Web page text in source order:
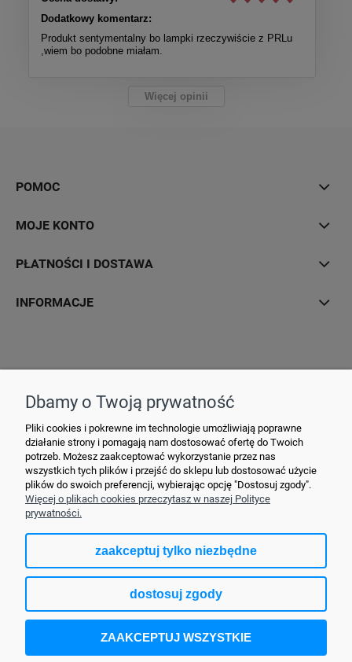
Dodatkowy komentarz:
Produkt sentymentalny bo lampki rzeczywiście z PRLu
,wiem bo podobne miałam.
Więcej opinii
POMOC
MOJE KONTO
PŁATNOŚCI I DOSTAWA
INFORMACJE
+48790635548• MAIL: ydypl
Sklep internetowy Shoper.pl
Dbamy o Twoją prywatność
Pliki cookies i pokrewne im technologie umożliwiają poprawne
działanie strony i pomagają nam dostosować ofertę do Twoich
potrzeb. Możesz zaakceptować wykorzystanie przez nas
wszystkich tych plików i przejść do sklepu lub dostosować użycie
plików do swoich preferencji, wybierając opcję "Dostosuj zgody".
Więcej o plikach cookies przeczytasz w naszej Polityce
prywatności.
zaakceptuj tylko niezbędne
dostosuj zgody
ZAAKCEPTUJ WSZYSTKIE